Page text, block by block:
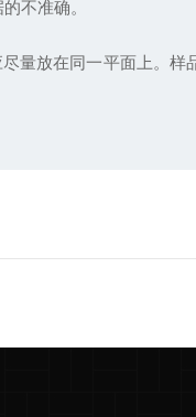
不准确。
放在同一平面上。样